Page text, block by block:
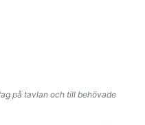
på tavlan och till behövade